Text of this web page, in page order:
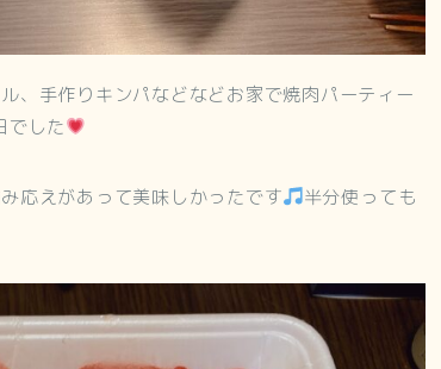
、手作りキンパなどなどお家で焼肉パーティー
でした
応えがあって美味しかったです
半分使っても